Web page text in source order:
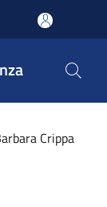
Crippa